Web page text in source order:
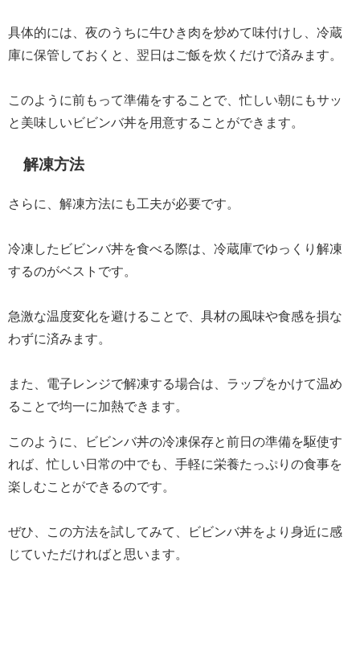
具体的には、夜のうちに牛ひき肉を炒めて味付けし、冷蔵
庫に保管しておくと、翌日はご飯を炊くだけで済みます。
このように前もって準備をすることで、忙しい朝にもサッ
と美味しいビビンバ丼を用意することができます。
解凍方法
さらに、解凍方法にも工夫が必要です。
冷凍したビビンバ丼を食べる際は、冷蔵庫でゆっくり解凍
するのがベストです。
急激な温度変化を避けることで、具材の風味や食感を損な
わずに済みます。
また、電子レンジで解凍する場合は、ラップをかけて温め
ることで均一に加熱できます。
このように、ビビンバ丼の冷凍保存と前日の準備を駆使す
れば、忙しい日常の中でも、手軽に栄養たっぷりの食事を
楽しむことができるのです。
ぜひ、この方法を試してみて、ビビンバ丼をより身近に感
じていただければと思います。